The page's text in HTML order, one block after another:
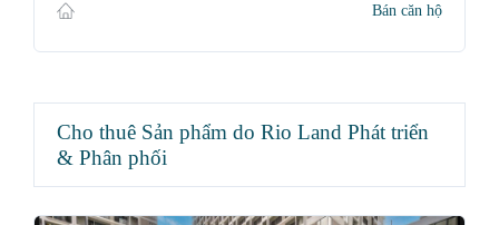
Bán căn hộ
Cho thuê Sản phẩm do Rio Land Phát triển
& Phân phối